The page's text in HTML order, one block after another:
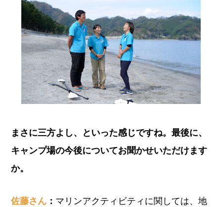
まさに三方よし、といった感じですね。最後に、
キャンプ場の今後についてお聞かせいただけます
か。
佐藤さん ： マリンアクティビティに関しては、地